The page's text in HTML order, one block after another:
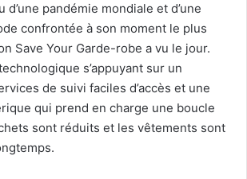
d’une pandémie mondiale et d’une
confrontée à son moment le plus
Save Your Garde-robe a vu le jour.
s’appuyant sur un
de suivi faciles d’accès et une
qui prend en charge une boucle
sont réduits et les vêtements sont